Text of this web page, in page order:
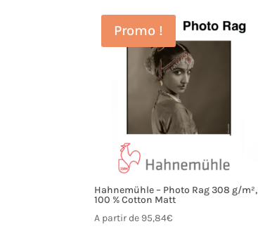
Promo !
Hahnemühle – Photo Rag 308 g/m²,
100 % Cotton Matt
A partir de 95,84€